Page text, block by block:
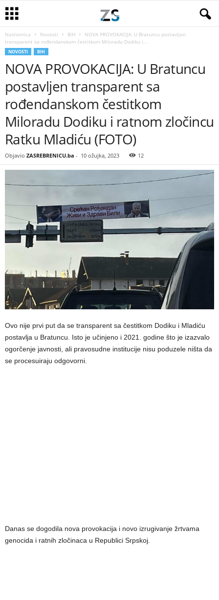
Naslovnica Novosti BiH
NOVA PROVOKACIJA: U Bratuncu postavljen
transparent sa rođendanskom čestitkom Miloradu Dodiku i...
NOVOSTI BIH
NOVA PROVOKACIJA: U Bratuncu
postavljen transparent sa
rođendanskom čestitkom
Miloradu Dodiku i ratnom zločincu
Ratku Mladiću (FOTO)
Objavio ZASREBRENICU.ba - 10 ožujka, 2023 12
Ovo nije prvi put da se transparent sa čestitkom Dodiku i Mladiću
postavlja u Bratuncu. Isto je učinjeno i 2021. godine što je izazvalo
ogorčenje javnosti, ali pravosudne institucije nisu poduzele ništa da
se procesuiraju odgovorni.
Danas se dogodila nova provokacija i novo izrugivanje žrtvama
genocida i ratnih zločinaca u Republici Srpskoj.